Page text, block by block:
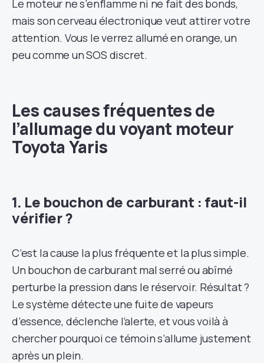
Le moteur ne s’enflamme ni ne fait des bonds,
mais son cerveau électronique veut attirer votre
attention. Vous le verrez allumé en orange, un
peu comme un SOS discret.
Les causes fréquentes de
l’allumage du voyant moteur
Toyota Yaris
1. Le bouchon de carburant : faut-il
vérifier ?
C’est la cause la plus fréquente et la plus simple.
Un bouchon de carburant mal serré ou abîmé
perturbe la pression dans le réservoir. Résultat ?
Le système détecte une fuite de vapeurs
d’essence, déclenche l’alerte, et vous voilà à
chercher pourquoi ce témoin s’allume justement
après un plein.